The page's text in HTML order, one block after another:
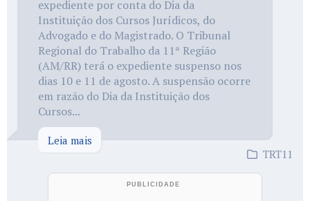
expediente por conta do Dia da
Instituição dos Cursos Jurídicos, do
Advogado e do Magistrado. O Tribunal
Regional do Trabalho da 11ª Região
(AM/RR) terá o expediente suspenso nos
dias 10 e 11 de agosto. A suspensão ocorre
em razão do Dia da Instituição dos
Cursos...
Leia mais
TRT11